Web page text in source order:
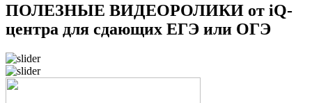
ПОЛЕЗНЫЕ ВИДЕОРОЛИКИ от iQ-
центра для сдающих ЕГЭ или ОГЭ